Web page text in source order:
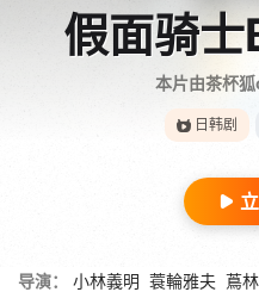
假面骑
本片由茶杯
日韩剧
导演： 小林義明 蓑輪雅夫 蔦